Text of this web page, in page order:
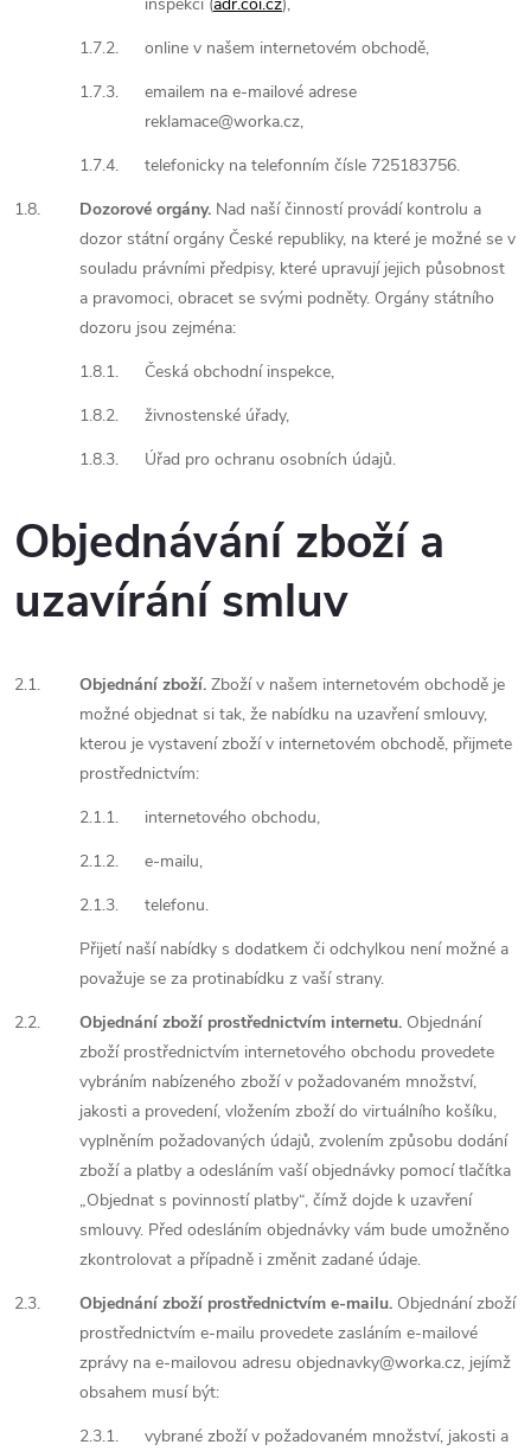
inspekcí (adr.coi.cz),
1.7.2.
online v našem internetovém obchodě,
1.7.3.
emailem na e-mailové adrese
reklamace@worka.cz,
1.7.4.
telefonicky na telefonním čísle 725183756.
1.8.
Dozorové orgány. Nad naší činností provádí kontrolu a
dozor státní orgány České republiky, na které je možné se v
souladu právními předpisy, které upravují jejich působnost
a pravomoci, obracet se svými podněty. Orgány státního
dozoru jsou zejména:
1.8.1.
Česká obchodní inspekce,
1.8.2.
živnostenské úřady,
1.8.3.
Úřad pro ochranu osobních údajů.
Objednávání zboží a
uzavírání smluv
2.1. Objednání zboží. Zboží v našem internetovém obchodě je
možné objednat si tak, že nabídku na uzavření smlouvy,
kterou je vystavení zboží v internetovém obchodě, přijmete
prostřednictvím:
2.1.1.
internetového obchodu,
2.1.2.
e-mailu,
2.1.3.
telefonu.
Přijetí naší nabídky s dodatkem či odchylkou není možné a
považuje se za protinabídku z vaší strany.
2.2.
Objednání zboží prostřednictvím internetu. Objednání
zboží prostřednictvím internetového obchodu provedete
vybráním nabízeného zboží v požadovaném množství,
jakosti a provedení, vložením zboží do virtuálního košíku,
vyplněním požadovaných údajů, zvolením způsobu dodání
zboží a platby a odesláním vaší objednávky pomocí tlačítka
„Objednat s povinností platby“, čímž dojde k uzavření
smlouvy. Před odesláním objednávky vám bude umožněno
zkontrolovat a případně i změnit zadané údaje.
2.3.
Objednání zboží prostřednictvím e-mailu. Objednání zboží
prostřednictvím e-mailu provedete zasláním e-mailové
zprávy na e-mailovou adresu objednavky@worka.cz, jejímž
obsahem musí být:
2.3.1.
vybrané zboží v požadovaném množství, jakosti a